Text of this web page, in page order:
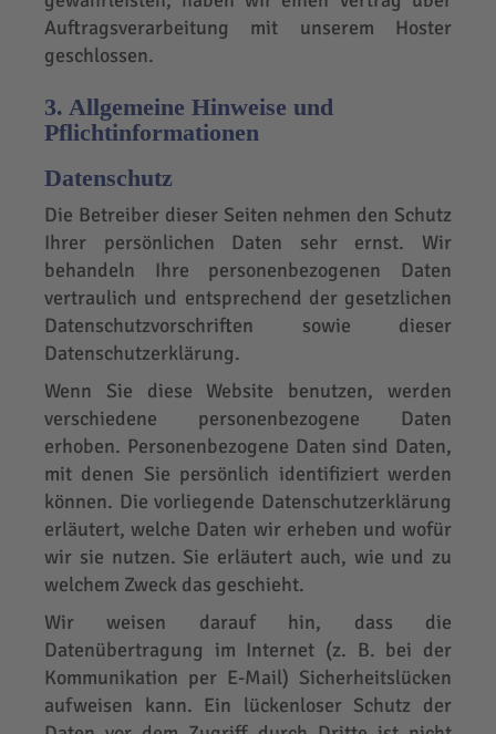
Auftragsverarbeitung mit unserem Hoster
geschlossen.
3. Allgemeine Hinweise und
Pflichtinformationen
Datenschutz
Die Betreiber dieser Seiten nehmen den Schutz
Ihrer persönlichen Daten sehr ernst. Wir
behandeln Ihre personenbezogenen Daten
vertraulich und entsprechend der gesetzlichen
Datenschutzvorschriften sowie dieser
Datenschutzerklärung.
Wenn Sie diese Website benutzen, werden
verschiedene personenbezogene Daten
erhoben. Personenbezogene Daten sind Daten,
mit denen Sie persönlich identifiziert werden
können. Die vorliegende Datenschutzerklärung
erläutert, welche Daten wir erheben und wofür
wir sie nutzen. Sie erläutert auch, wie und zu
welchem Zweck das geschieht.
Wir weisen darauf hin, dass die
Datenübertragung im Internet (z. B. bei der
Kommunikation per E-Mail) Sicherheitslücken
aufweisen kann. Ein lückenloser Schutz der